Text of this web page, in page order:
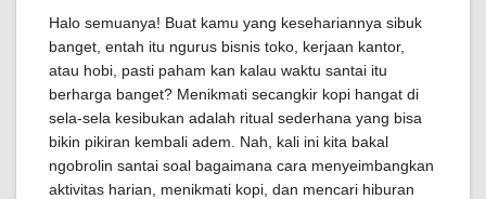
Halo semuanya! Buat kamu yang kesehariannya sibuk
banget, entah itu ngurus bisnis toko, kerjaan kantor,
atau hobi, pasti paham kan kalau waktu santai itu
berharga banget? Menikmati secangkir kopi hangat di
sela-sela kesibukan adalah ritual sederhana yang bisa
bikin pikiran kembali adem. Nah, kali ini kita bakal
ngobrolin santai soal bagaimana cara menyeimbangkan
aktivitas harian, menikmati kopi, dan mencari hiburan